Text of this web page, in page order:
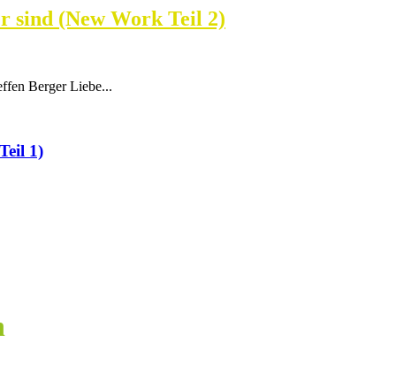
sind (New Work Teil 2)
Berger Liebe...
1)